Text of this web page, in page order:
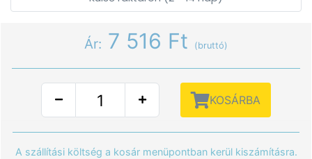
Ár: 7 516 Ft (bruttó)
KOSÁRBA
A szállítási költség a kosár menüpontban kerül kiszámításra.